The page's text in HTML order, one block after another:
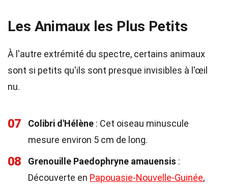
Les Animaux les Plus Petits
À l'autre extrémité du spectre, certains animaux
sont si petits qu'ils sont presque invisibles à l'œil
nu.
07 Colibri d'Hélène : Cet oiseau minuscule
mesure environ 5 cm de long.
08 Grenouille Paedophryne amauensis :
Découverte en Papouasie-Nouvelle-Guinée,